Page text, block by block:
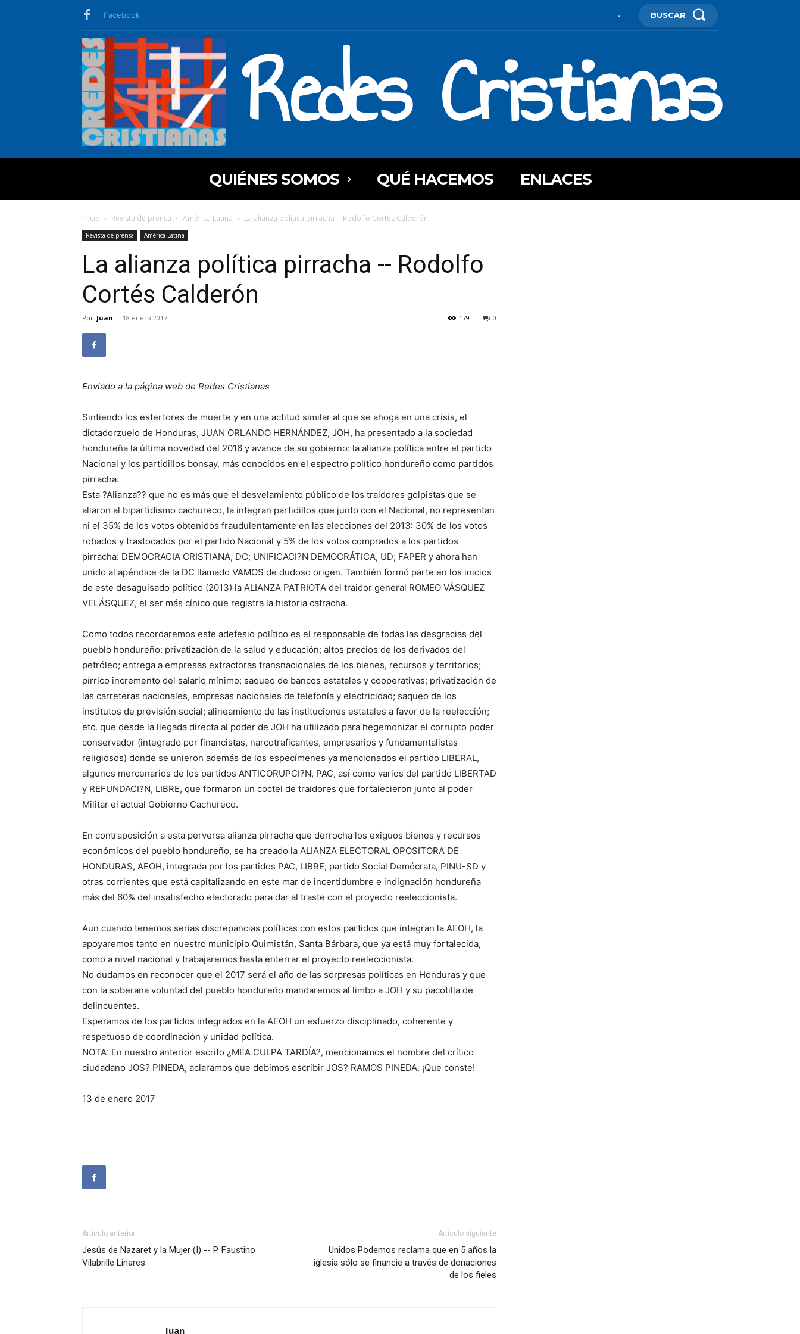
Facebook - BUSCAR
Redes Cristianas
QUIÉNES SOMOS QUÉ HACEMOS ENLACES
Inicio Revista de prensa América Latina La alianza política pirracha -- Rodolfo Cortés Calderón
Revista de prensa América Latina
La alianza política pirracha -- Rodolfo
Cortés Calderón
Por Juan - 18 enero 2017 0
179
Enviado a la página web de Redes Cristianas
Sintiendo los estertores de muerte y en una actitud similar al que se ahoga en una crisis, el
dictadorzuelo de Honduras, JUAN ORLANDO HERNÁNDEZ, JOH, ha presentado a la sociedad
hondureña la última novedad del 2016 y avance de su gobierno: la alianza política entre el partido
Nacional y los partidillos bonsay, más conocidos en el espectro político hondureño como partidos
pirracha.
Esta ?Alianza?? que no es más que el desvelamiento público de los traidores golpistas que se
aliaron al bipartidismo cachureco, la integran partidillos que junto con el Nacional, no representan
ni el 35% de los votos obtenidos fraudulentamente en las elecciones del 2013: 30% de los votos
robados y trastocados por el partido Nacional y 5% de los votos comprados a los partidos
pirracha: DEMOCRACIA CRISTIANA, DC; UNIFICACI?N DEMOCRÁTICA, UD; FAPER y ahora han
unido al apéndice de la DC llamado VAMOS de dudoso origen. También formó parte en los inicios
de este desaguisado político (2013) la ALIANZA PATRIOTA del traidor general ROMEO VÁSQUEZ
VELÁSQUEZ, el ser más cínico que registra la historia catracha.
Como todos recordaremos este adefesio político es el responsable de todas las desgracias del
pueblo hondureño: privatización de la salud y educación; altos precios de los derivados del
petróleo; entrega a empresas extractoras transnacionales de los bienes, recursos y territorios;
pírrico incremento del salario mínimo; saqueo de bancos estatales y cooperativas; privatización de
las carreteras nacionales, empresas nacionales de telefonía y electricidad; saqueo de los
institutos de previsión social; alineamiento de las instituciones estatales a favor de la reelección;
etc. que desde la llegada directa al poder de JOH ha utilizado para hegemonizar el corrupto poder
conservador (integrado por financistas, narcotraficantes, empresarios y fundamentalistas
religiosos) donde se unieron además de los especímenes ya mencionados el partido LIBERAL,
algunos mercenarios de los partidos ANTICORUPCI?N, PAC, así como varios del partido LIBERTAD
y REFUNDACI?N, LIBRE, que formaron un coctel de traidores que fortalecieron junto al poder
Militar el actual Gobierno Cachureco.
En contraposición a esta perversa alianza pirracha que derrocha los exiguos bienes y recursos
económicos del pueblo hondureño, se ha creado la ALIANZA ELECTORAL OPOSITORA DE
HONDURAS, AEOH, integrada por los partidos PAC, LIBRE, partido Social Demócrata, PINU-SD y
otras corrientes que está capitalizando en este mar de incertidumbre e indignación hondureña
más del 60% del insatisfecho electorado para dar al traste con el proyecto reeleccionista.
Aun cuando tenemos serias discrepancias políticas con estos partidos que integran la AEOH, la
apoyaremos tanto en nuestro municipio Quimistán, Santa Bárbara, que ya está muy fortalecida,
como a nivel nacional y trabajaremos hasta enterrar el proyecto reeleccionista.
No dudamos en reconocer que el 2017 será el año de las sorpresas políticas en Honduras y que
con la soberana voluntad del pueblo hondureño mandaremos al limbo a JOH y su pacotilla de
delincuentes.
Esperamos de los partidos integrados en la AEOH un esfuerzo disciplinado, coherente y
respetuoso de coordinación y unidad política.
NOTA: En nuestro anterior escrito ¿MEA CULPA TARDÍA?, mencionamos el nombre del crítico
ciudadano JOS? PINEDA, aclaramos que debimos escribir JOS? RAMOS PINEDA. ¡Que conste!
13 de enero 2017
Artículo anterior
Jesús de Nazaret y la Mujer (I) -- P. Faustino
Vilabrille Linares
Artículo siguiente
Unidos Podemos reclama que en 5 años la
iglesia sólo se financie a través de donaciones
de los fieles
Juan